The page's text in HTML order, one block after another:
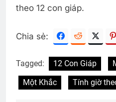
theo 12 con giáp.
Chia sẻ:
Tagged: 12 Con Giáp
Một Khắc
Tính giờ